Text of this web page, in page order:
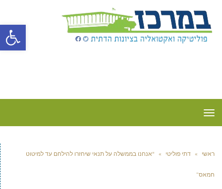
פתח
תפריט
ראשי » דתי פוליטי » “אנחנו בממשלה על תנאי שיחזרו להילחם עד למיטוט
חמאס”